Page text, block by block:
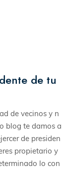
de tu
de vecinos y n
blog te damos a
de presiden
propietario y
lo con